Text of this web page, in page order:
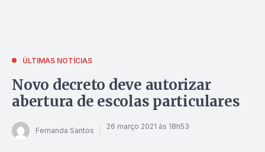
ÚLTIMAS NOTÍCIAS
Novo decreto deve autorizar
abertura de escolas particulares
Fernanda Santos 26 março 2021 às 18h53